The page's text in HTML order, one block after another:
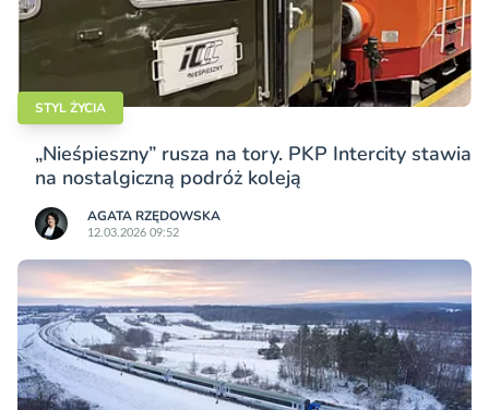
STYL ŻYCIA
„Nieśpieszny” rusza na tory. PKP Intercity stawia
na nostalgiczną podróż koleją
AGATA RZĘDOWSKA
12.03.2026 09:52